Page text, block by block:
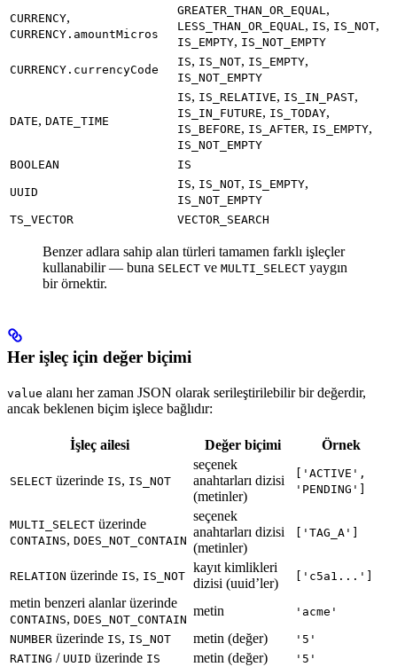
CURRENCY,
CURRENCY.amountMicros
GREATER_THAN_OR_EQUAL ,
LESS_THAN_OR_EQUAL , IS, IS_NOT,
IS_EMPTY, IS_NOT_EMPTY
CURRENCY.currencyCode
IS, IS_NOT, IS_EMPTY,
IS_NOT_EMPTY
DATE, DATE_TIME
IS, IS_RELATIVE, IS_IN_PAST,
IS_IN_FUTURE, IS_TODAY,
IS_BEFORE, IS_AFTER, IS_EMPTY,
IS_NOT_EMPTY
BOOLEAN
IS
UUID
IS, IS_NOT, IS_EMPTY,
IS_NOT_EMPTY
TS_VECTOR
VECTOR_SEARCH
Benzer adlara sahip alan türleri tamamen farklı işleçler
kullanabilir — buna SELECT ve MULTI_SELECT yaygın
bir örnektir.
Her işleç için değer biçimi
value alanı her zaman JSON olarak serileştirilebilir bir değerdir,
ancak beklenen biçim işlece bağlıdır:
İşleç ailesi Değer biçimi Örnek
SELECT üzerinde IS, IS_NOT
seçenek
anahtarları dizisi
(metinler)
['ACTIVE',
'PENDING']
MULTI_SELECT üzerinde
CONTAINS, DOES_NOT_CONTAIN
seçenek
anahtarları dizisi
(metinler)
['TAG_A']
RELATION üzerinde IS, IS_NOT
kayıt kimlikleri
dizisi (uuid’ler)
['c5a1...']
metin benzeri alanlar üzerinde
CONTAINS, DOES_NOT_CONTAIN
metin 'acme'
NUMBER üzerinde IS, IS_NOT metin (değer)
'5'
RATING / UUID üzerinde IS metin (değer)
'5'